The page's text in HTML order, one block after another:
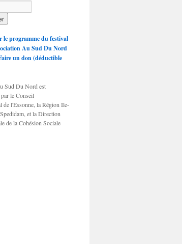
le programme du festival
Au Sud Du Nord
un don (déductible
Sud Du Nord est
le Conseil
de l'Essonne, la Région Ile-
et la Direction
de la Cohésion Sociale